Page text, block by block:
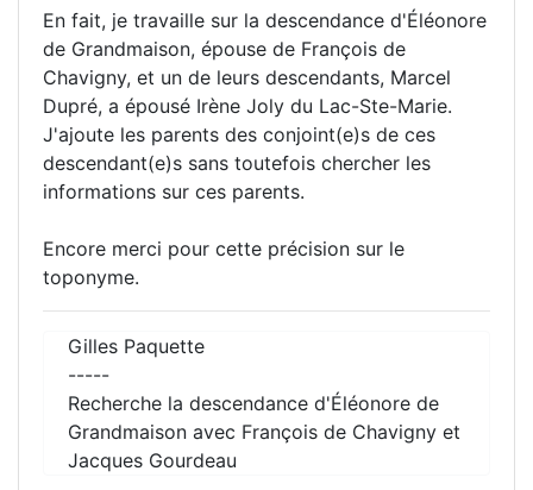
En fait, je travaille sur la descendance d'Éléonore
de Grandmaison, épouse de François de
Chavigny, et un de leurs descendants, Marcel
Dupré, a épousé Irène Joly du Lac-Ste-Marie.
J'ajoute les parents des conjoint(e)s de ces
descendant(e)s sans toutefois chercher les
informations sur ces parents.
Encore merci pour cette précision sur le
toponyme.
Gilles Paquette
-----
Recherche la descendance d'Éléonore de
Grandmaison avec François de Chavigny et
Jacques Gourdeau